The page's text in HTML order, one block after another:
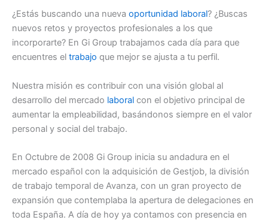
¿Estás buscando una nueva oportunidad laboral? ¿Buscas
nuevos retos y proyectos profesionales a los que
incorporarte? En Gi Group trabajamos cada día para que
encuentres el trabajo que mejor se ajusta a tu perfil.
Nuestra misión es contribuir con una visión global al
desarrollo del mercado laboral con el objetivo principal de
aumentar la empleabilidad, basándonos siempre en el valor
personal y social del trabajo.
En Octubre de 2008 Gi Group inicia su andadura en el
mercado español con la adquisición de Gestjob, la división
de trabajo temporal de Avanza, con un gran proyecto de
expansión que contemplaba la apertura de delegaciones en
toda España. A día de hoy ya contamos con presencia en